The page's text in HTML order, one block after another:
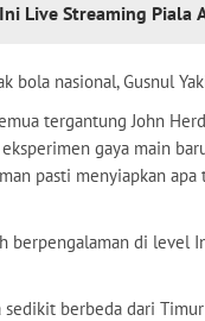
Ini Live Streaming Piala
bola nasional, Gusnul
tergantung John
gaya main
pasti menyiapkan
berpengalaman di level
sedikit berbeda dari